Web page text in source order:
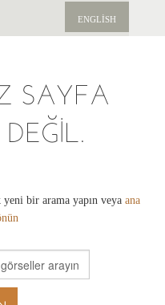
ENGLISH
SAYFA
bir arama yapın veya ana